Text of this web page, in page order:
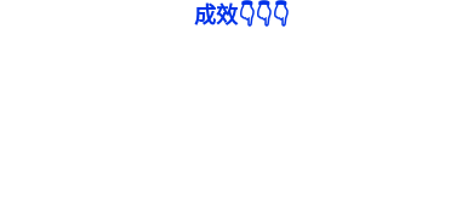
成效👇👇👇